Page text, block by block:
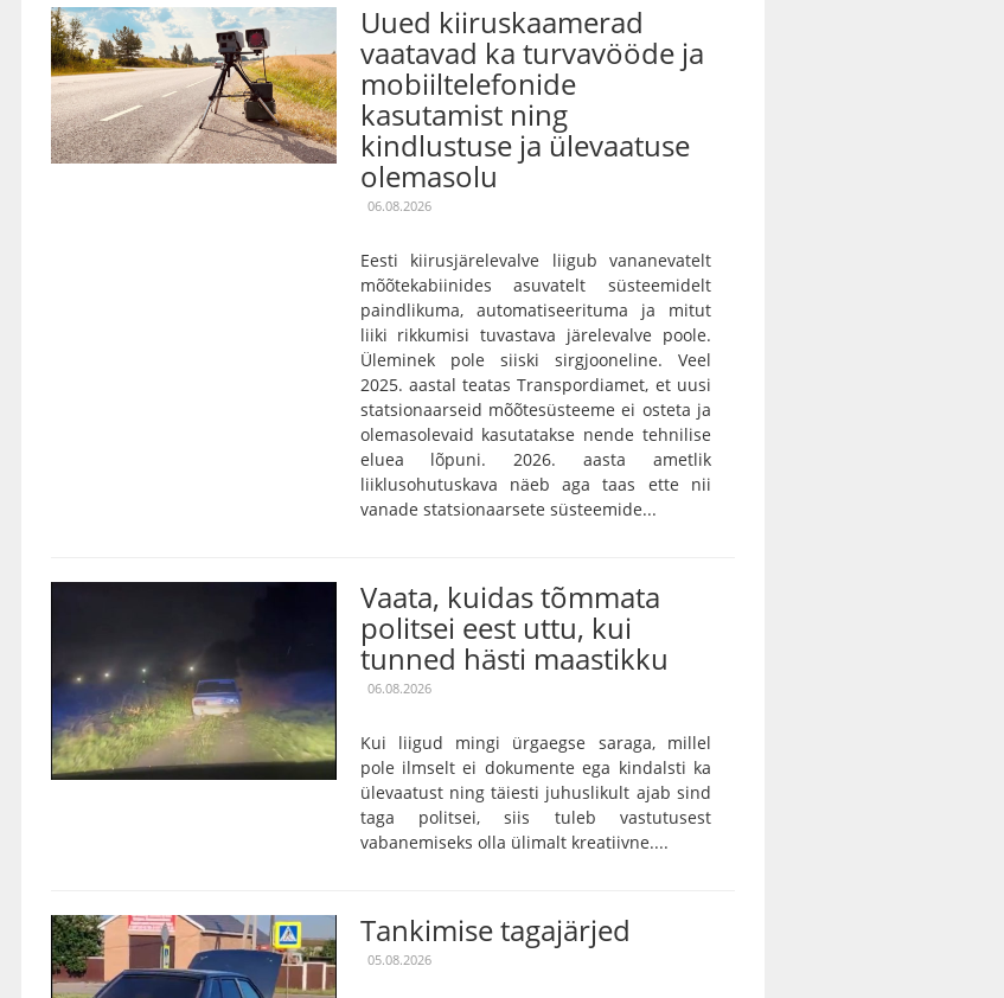
Uued kiiruskaamerad
vaatavad ka turvavööde ja
mobiiltelefonide
kasutamist ning
kindlustuse ja ülevaatuse
olemasolu
06.08.2026
Eesti kiirusjärelevalve liigub vananevatelt
mõõtekabiinides asuvatelt süsteemidelt
paindlikuma, automatiseerituma ja mitut
liiki rikkumisi tuvastava järelevalve poole.
Üleminek pole siiski sirgjooneline. Veel
2025. aastal teatas Transpordiamet, et uusi
statsionaarseid mõõtesüsteeme ei osteta ja
olemasolevaid kasutatakse nende tehnilise
eluea lõpuni. 2026. aasta ametlik
liiklusohutuskava näeb aga taas ette nii
vanade statsionaarsete süsteemide...
Vaata, kuidas tõmmata
politsei eest uttu, kui
tunned hästi maastikku
06.08.2026
Kui liigud mingi ürgaegse saraga, millel
pole ilmselt ei dokumente ega kindalsti ka
ülevaatust ning täiesti juhuslikult ajab sind
taga politsei, siis tuleb vastutusest
vabanemiseks olla ülimalt kreatiivne....
Tankimise tagajärjed
05.08.2026